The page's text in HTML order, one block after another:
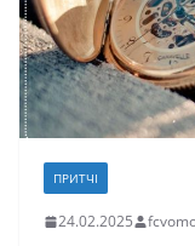
ПРИТЧІ
24.02.2025